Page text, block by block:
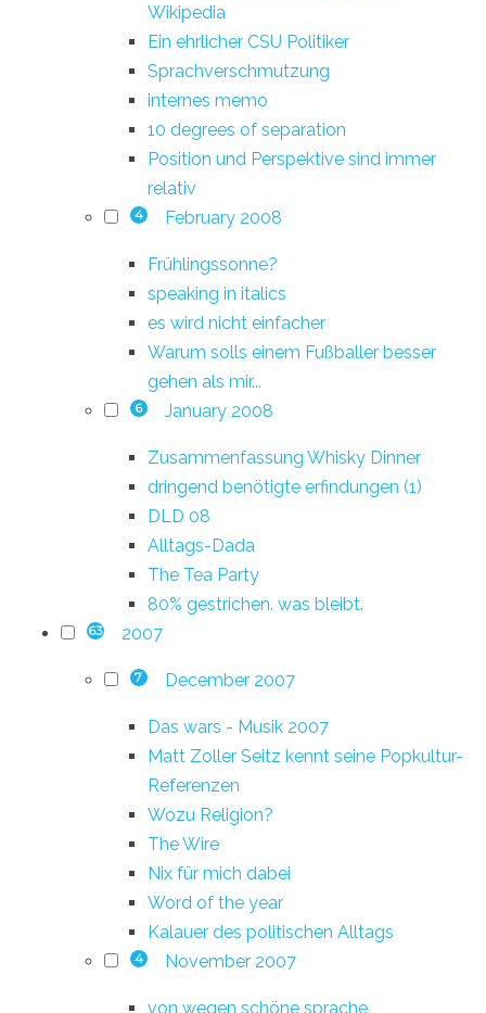
Wikipedia
Ein ehrlicher CSU Politiker
Sprachverschmutzung
internes memo
10 degrees of separation
Position und Perspektive sind immer
relativ
4 February 2008
Frühlingssonne?
speaking in italics
es wird nicht einfacher
Warum solls einem Fußballer besser
gehen als mir...
6 January 2008
Zusammenfassung Whisky Dinner
dringend benötigte erfindungen (1)
DLD 08
Alltags-Dada
The Tea Party
80% gestrichen. was bleibt.
63 2007
7 December 2007
Das wars - Musik 2007
Matt Zoller Seitz kennt seine Popkultur-
Referenzen
Wozu Religion?
The Wire
Nix für mich dabei
Word of the year
Kalauer des politischen Alltags
4 November 2007
von wegen schöne sprache